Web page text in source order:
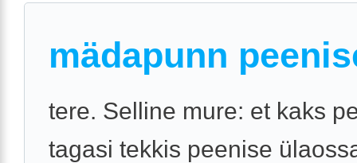
mädapunn
tere. Selline mure: et kaks
tagasi tekkis peenise